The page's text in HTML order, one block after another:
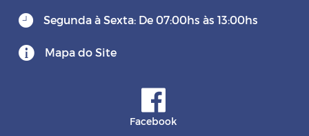
Segunda à Sexta: De 07:00hs às 13:00hs
Mapa do Site
Facebook